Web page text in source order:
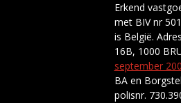
Erkend
met BIV nr
is België. Adres
16B, 1000
september
BA en
polisnr.